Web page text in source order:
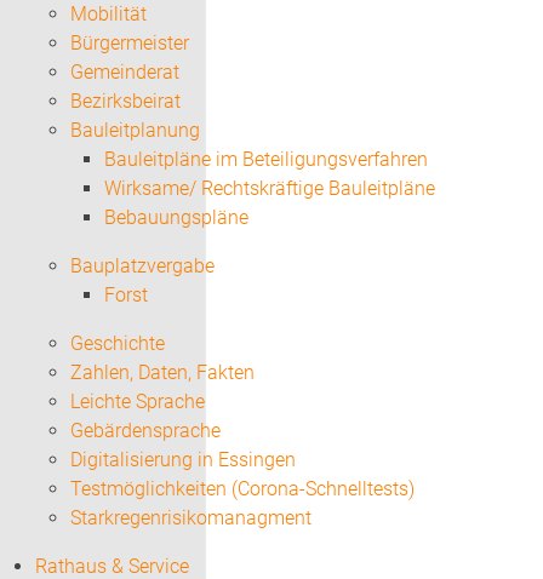
Mobilität
Bürgermeister
Gemeinderat
Bezirksbeirat
Bauleitplanung
Bauleitpläne im Beteiligungsverfahren
Wirksame/ Rechtskräftige Bauleitpläne
Bebauungspläne
Bauplatzvergabe
Forst
Geschichte
Zahlen, Daten, Fakten
Leichte Sprache
Gebärdensprache
Digitalisierung in Essingen
Testmöglichkeiten (Corona-Schnelltests)
Starkregenrisikomanagment
Rathaus & Service